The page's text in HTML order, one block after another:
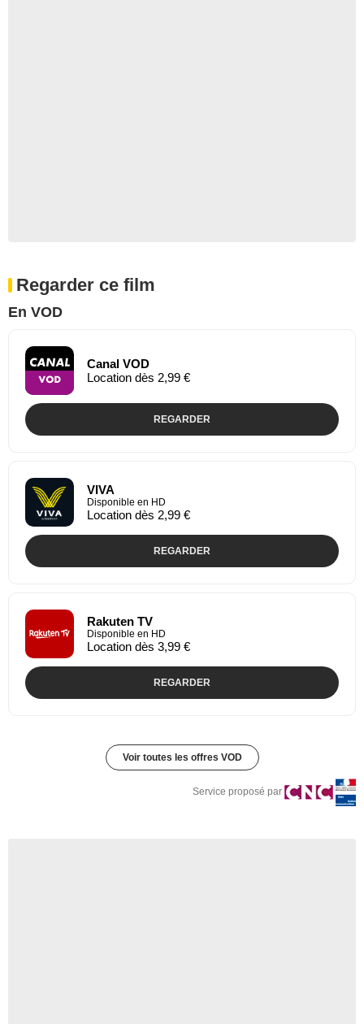
Regarder ce film
En VOD
Canal VOD
Location dès 2,99 €
REGARDER
VIVA
Disponible en HD
Location dès 2,99 €
REGARDER
Rakuten TV
Disponible en HD
Location dès 3,99 €
REGARDER
Voir toutes les offres VOD
Service proposé par